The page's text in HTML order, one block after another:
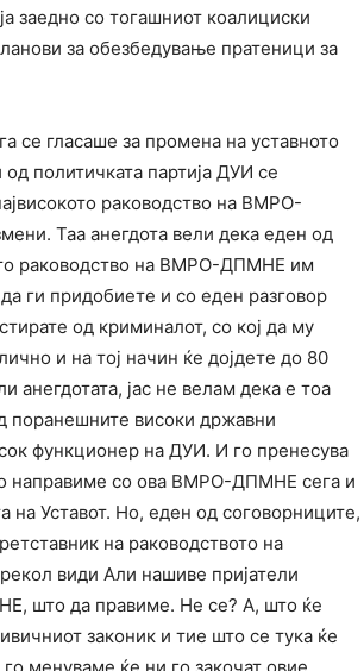
заедно со тогашниот коалициски
за обезбедување пратеници за
се гласаше за промена на уставното
политичката партија ДУИ се
раководство на ВМРО-
Таа анегдота вели дека еден од
раководство на ВМРО-ДПМНЕ им
ги придобиете и со еден разговор
од криминалот, со кој да му
и на тој начин ќе дојдете до 80
анегдотата, јас не велам дека е тоа
поранешните високи државни
функционер на ДУИ. И го пренесува
направиме со ова ВМРО-ДПМНЕ сега и
Уставот. Но, еден од соговорниците,
на раководството на
види Али нашиве пријатели
што да правиме. Не се? А, што ќе
законик и тие што се тука ќе